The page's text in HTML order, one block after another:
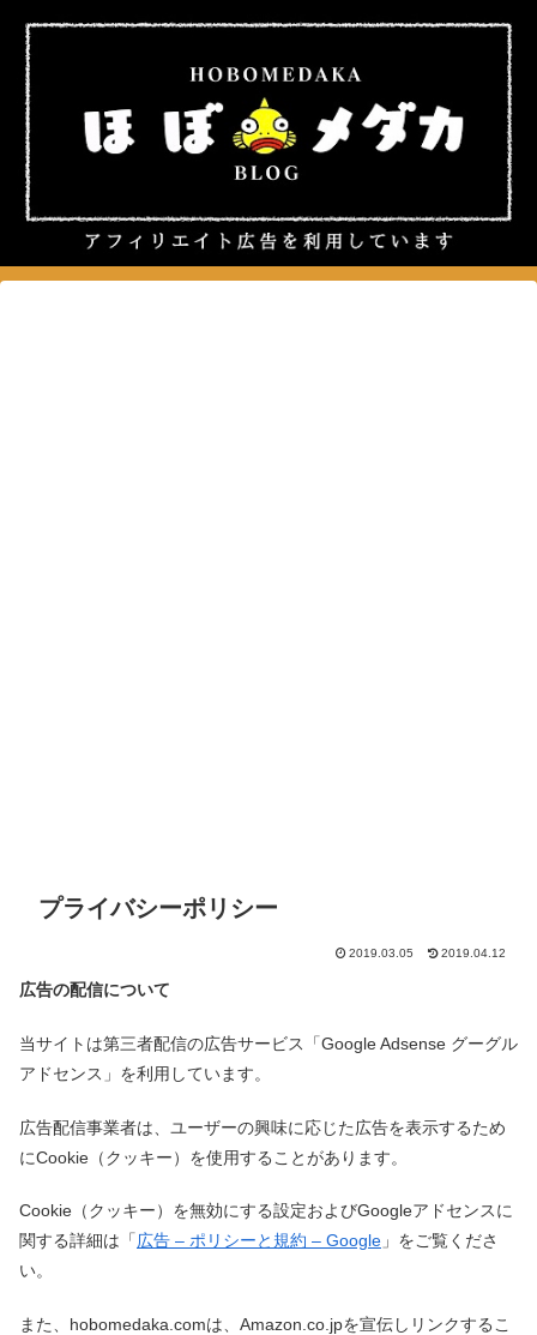
プライバシーポリシー
2019.03.05 2019.04.12
広告の配信について
当サイトは第三者配信の広告サービス「Google Adsense グーグル
アドセンス」を利用しています。
広告配信事業者は、ユーザーの興味に応じた広告を表示するため
にCookie（クッキー）を使用することがあります。
Cookie（クッキー）を無効にする設定およびGoogleアドセンスに
関する詳細は「広告 – ポリシーと規約 – Google 」をご覧くださ
い。
また、hobomedaka.comは、Amazon.co.jpを宣伝しリンクするこ